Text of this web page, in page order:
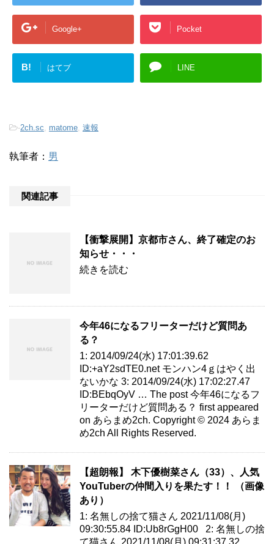
Google+ Pocket
B! はてブ LINE
-2ch.sc matome 速報
執筆者： 男
関連記事
【衝撃展開】京都市さん、終了確定のお
知らせ・・・
続きを読む
今年46になるフリーターだけど質問あ
る？
1: 2014/09/24(水) 17:01:39.62
ID:+aY2sdTE0.net モンハン4ｇはやく出
ないかな 3: 2014/09/24(水) 17:02:27.47
ID:BEbqOyV … The post 今年46になるフ
リーターだけど質問ある？ first appeared
on あらまめ2ch. Copyright © 2024 あらま
め2ch All Rights Reserved.
【超朗報】 木下優樹菜さん（33）、人気
YouTuberの仲間入りを果たす！！ （画像
あり）
1: 名無しの捨て猫さん 2021/11/08(月)
09:30:55.84 ID:Ub8rGgH00 2: 名無しの捨
て猫さん 2021/11/08(月) 09:31:37.32